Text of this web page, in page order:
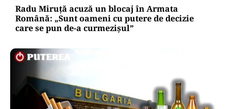
Radu Miruță acuză un blocaj în Armata
Română: „Sunt oameni cu putere de decizie
care se pun de-a curmezișul”